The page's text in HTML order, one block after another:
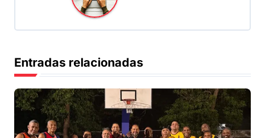
d
e
e
n
Entradas relacionadas